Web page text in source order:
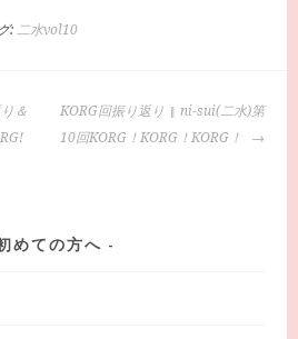
:二水vol10
＆
KORG回振り返り ‖ ni-sui(二水)第
10回KORG！KORG！KORG！
めての方へ